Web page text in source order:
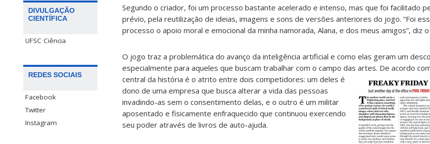
DIVULGAÇÃO
CIENTÍFICA
UFSC Ciência
REDES SOCIAIS
Facebook
Twitter
Instagram
Segundo o criador, foi um processo bastante acelerado e intenso, mas que foi facilitado
prévio, pela reutilização de ideias, imagens e sons de versões anteriores do jogo. “Foi
processo o apoio moral e emocional da minha namorada, Alana, e dos meus amigos”, diz
O jogo traz a problemática do avanço da inteligência artificial e como elas geram um
especialmente para aqueles que buscam trabalhar com o campo das artes. De acordo
central da história é o atrito entre dois competidores: um deles é
dono de uma empresa que busca alterar a vida das pessoas
invadindo-as sem o consentimento delas, e o outro é um militar
aposentado e fisicamente enfraquecido que continuou exercendo
seu poder através de livros de auto-ajuda.